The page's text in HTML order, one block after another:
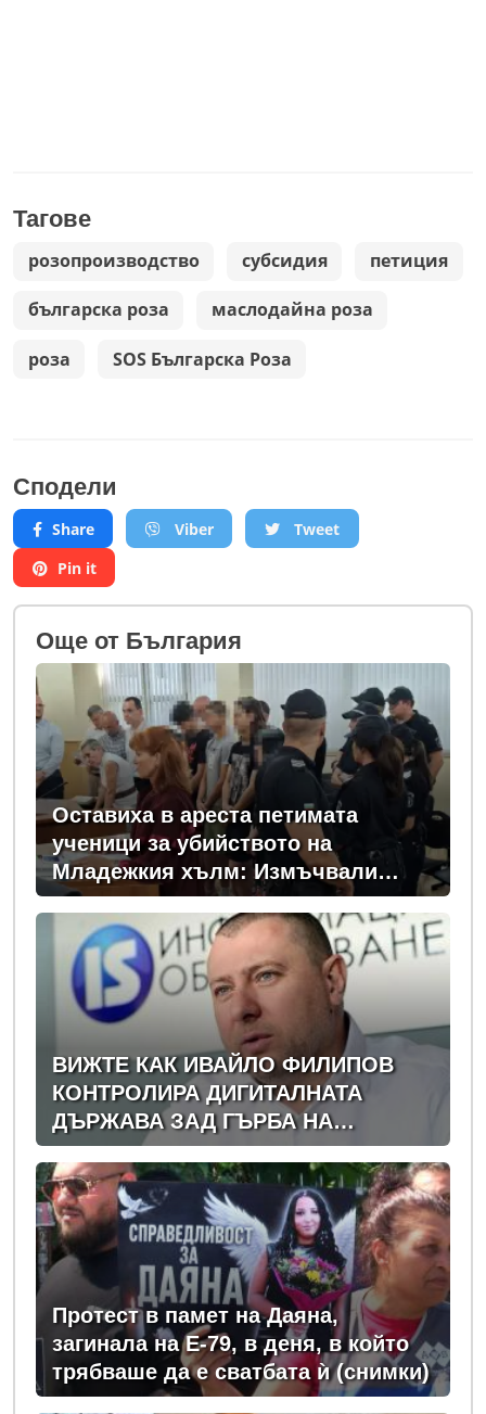
Тагове
розопроизводство субсидия петиция
българска роза маслодайна роза
роза SOS Българска Роза
Сподели
Share Viber
Tweet
Pin it
Oще от България
Оставиха в ареста петимата
ученици за убийството на
Младежкия хълм: Измъчвали
Георги час, гаврили се с него и го
обрали
ВИЖТЕ КАК ИВАЙЛО ФИЛИПОВ
КОНТРОЛИРА ДИГИТАЛНАТА
ДЪРЖАВА ЗАД ГЪРБА НА
ПРАВИТЕЛСТВОТО?
(РАЗСЛЕДВАНЕ)
Протест в памет на Даяна,
загинала на Е-79, в деня, в който
трябваше да е сватбата ѝ (снимки)